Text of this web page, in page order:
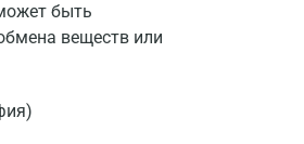
быть
веществ или